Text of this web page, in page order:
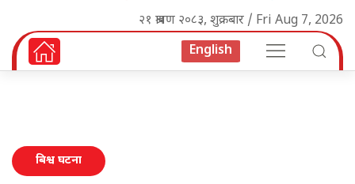
२१ श्रावण २०८३, शुक्रबार / Fri Aug 7, 2026
English
बिश्व घटना